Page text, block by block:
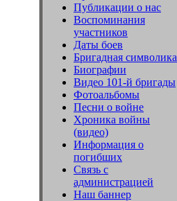
Публикации о нас
Воспоминания
участников
Даты боев
Бригадная символика
Биографии
Видео 101-й бригады
Фотоальбомы
Песни о войне
Хроника войны
(видео)
Информация о
погибших
Связь с
администрацией
Наш баннер